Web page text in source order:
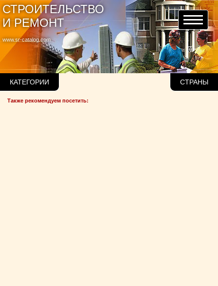
www.sr-catalog.com
СТРОИТЕЛЬСТВО
И РЕМОНТ
КАТЕГОРИИ СТРАНЫ
Также рекомендуем посетить: